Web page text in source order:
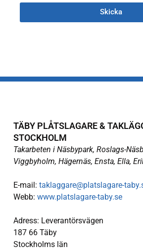
Skicka
TÄBY PLÅTSLAGARE &
STOCKHOLM
Takarbeten i Näsbypark, Roslags-
Viggbyholm, Hägernäs, Ensta, Ella,
E-mail: taklaggare@platslagare-
Webb: www.platslagare-taby.se
Adress: Leverantörsvägen
187 66 Täby
Stockholms län